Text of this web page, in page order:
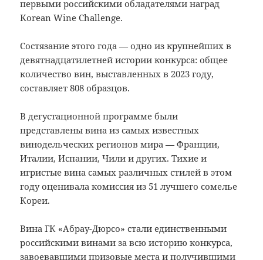
первыми российскими обладателями наград
Korean Wine Challenge.
Состязание этого года — одно из крупнейших в
девятнадцатилетней истории конкурса: общее
количество вин, выставленных в 2023 году,
составляет 808 образцов.
В дегустационной программе были
представлены вина из самых известных
винодельческих регионов мира — Франции,
Италии, Испании, Чили и других. Тихие и
игристые вина самых различных стилей в этом
году оценивала комиссия из 51 лучшего сомелье
Кореи.
Вина ГК «Абрау-Дюрсо» стали единственными
российскими винами за всю историю конкурса,
завоевавшими призовые места и получившими